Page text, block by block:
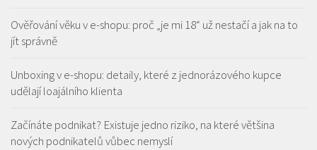
Ověřování věku v e-shopu: proč „je mi 18“ už nestačí a jak na to
jít správně
Unboxing v e-shopu: detaily, které z jednorázového kupce
udělají loajálního klienta
Začínáte podnikat? Existuje jedno riziko, na které většina
nových podnikatelů vůbec nemyslí